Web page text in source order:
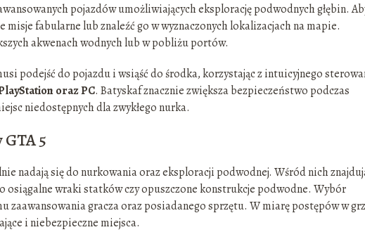
pojazdów umożliwiających eksplorację podwodnych głębin.
misje fabularne lub znaleźć go w wyznaczonych lokalizacjach na mapie.
akwenach wodnych lub w pobliżu portów.
podejść do pojazdu i wsiąść do środka, korzystając z intuicyjnego
oraz PC. Batyskaf znacznie zwiększa bezpieczeństwo podczas
niedostępnych dla zwykłego nurka.
5
nadają się do nurkowania oraz eksploracji podwodnej. Wśród nich
osiągalne wraki statków czy opuszczone konstrukcje podwodne. Wybór
gracza oraz posiadanego sprzętu. W miarę postępów w
i niebezpieczne miejsca.